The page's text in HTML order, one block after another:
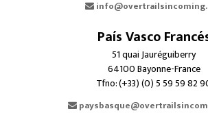
País Vasco
51 quai Jauréguiberry
64100 Bayonne-France
Tfno: (+33) (0) 5 59 59 82